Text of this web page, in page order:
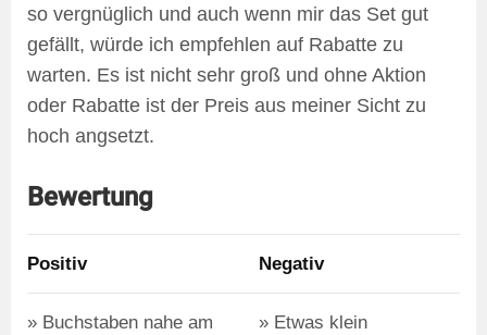
so vergnüglich und auch wenn mir das Set gut
gefällt, würde ich empfehlen auf Rabatte zu
warten. Es ist nicht sehr groß und ohne Aktion
oder Rabatte ist der Preis aus meiner Sicht zu
hoch angsetzt.
Bewertung
Positiv Negativ
Buchstaben nahe am
Etwas klein